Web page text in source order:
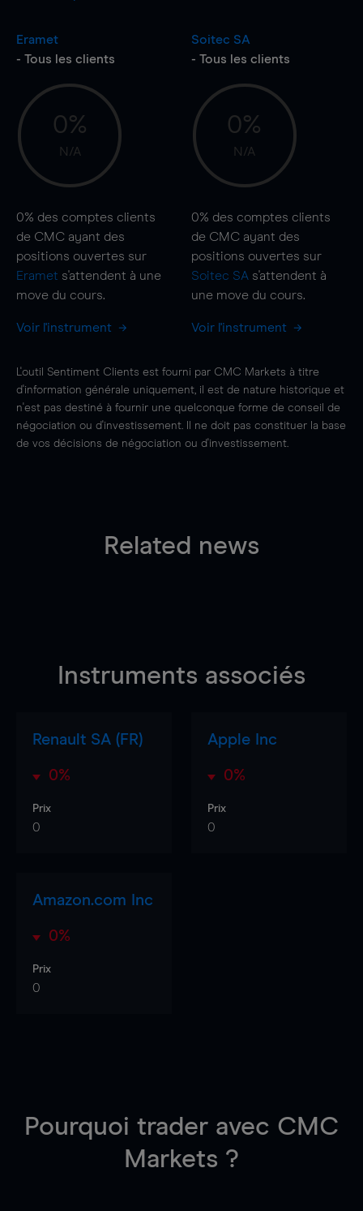
Eramet
- Tous les clients
0%
N/A
0% des comptes clients
de CMC ayant des
positions ouvertes sur
Eramet s'attendent à une
move du cours.
Voir l'instrument
Soitec SA
- Tous les clients
0%
N/A
0% des comptes clients
de CMC ayant des
positions ouvertes sur
Soitec SA s'attendent à
une move du cours.
Voir l'instrument
L'outil Sentiment Clients est fourni par CMC Markets à titre
d'information générale uniquement, il est de nature historique et
n'est pas destiné à fournir une quelconque forme de conseil de
négociation ou d'investissement. Il ne doit pas constituer la base
de vos décisions de négociation ou d'investissement.
Related news
Instruments associés
Renault SA (FR)
0%
Prix
0
Apple Inc
0%
Prix
0
Amazon.com Inc
0%
Prix
0
Pourquoi trader avec CMC
Markets ?